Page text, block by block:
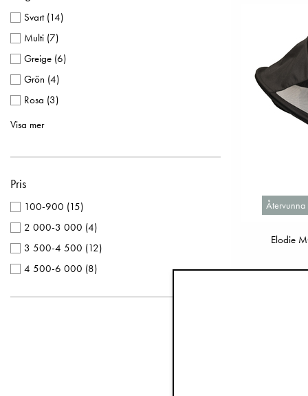
Svart(14)
Multi (7)
Greige (6)
Grön (4)
Rosa (3)
Vit(3
Taupe(1)
Visa mer
Pris
100-900 (15)
2 000-3 000 (4)
3 500-4 500 (12)
4 500-6 000 (8)
Återvunna
Elodie